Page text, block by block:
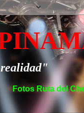
Fotos Ruta del